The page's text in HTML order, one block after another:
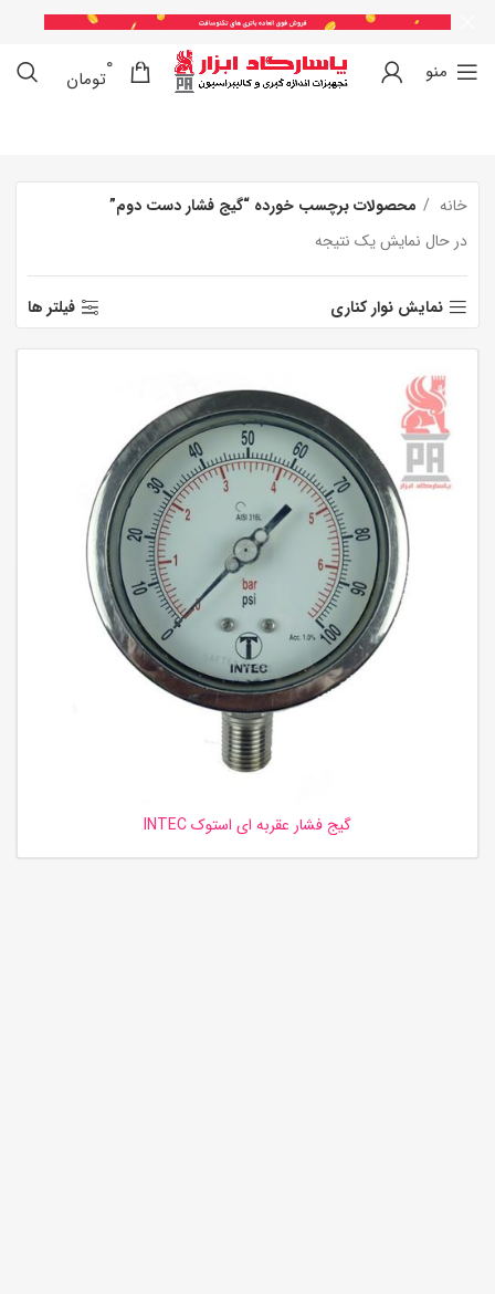
منو 0
0
تومان
خانه
محصولات برچسب خورده “گیج فشار دست دوم”
در حال نمایش یک نتیجه
نمایش نوار کناری فیلتر ها
گیج فشار عقربه ای استوک INTEC